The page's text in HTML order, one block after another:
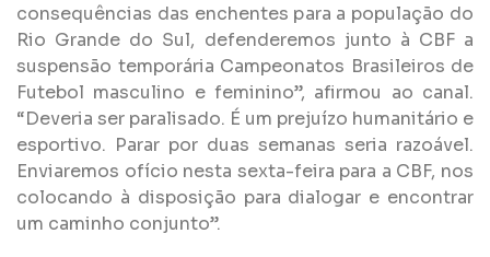
consequências das enchentes para a população do
Rio Grande do Sul, defenderemos junto à CBF a
suspensão temporária Campeonatos Brasileiros de
Futebol masculino e feminino”, afirmou ao canal.
“Deveria ser paralisado. É um prejuízo humanitário e
esportivo. Parar por duas semanas seria razoável.
Enviaremos ofício nesta sexta-feira para a CBF, nos
colocando à disposição para dialogar e encontrar
um caminho conjunto”.